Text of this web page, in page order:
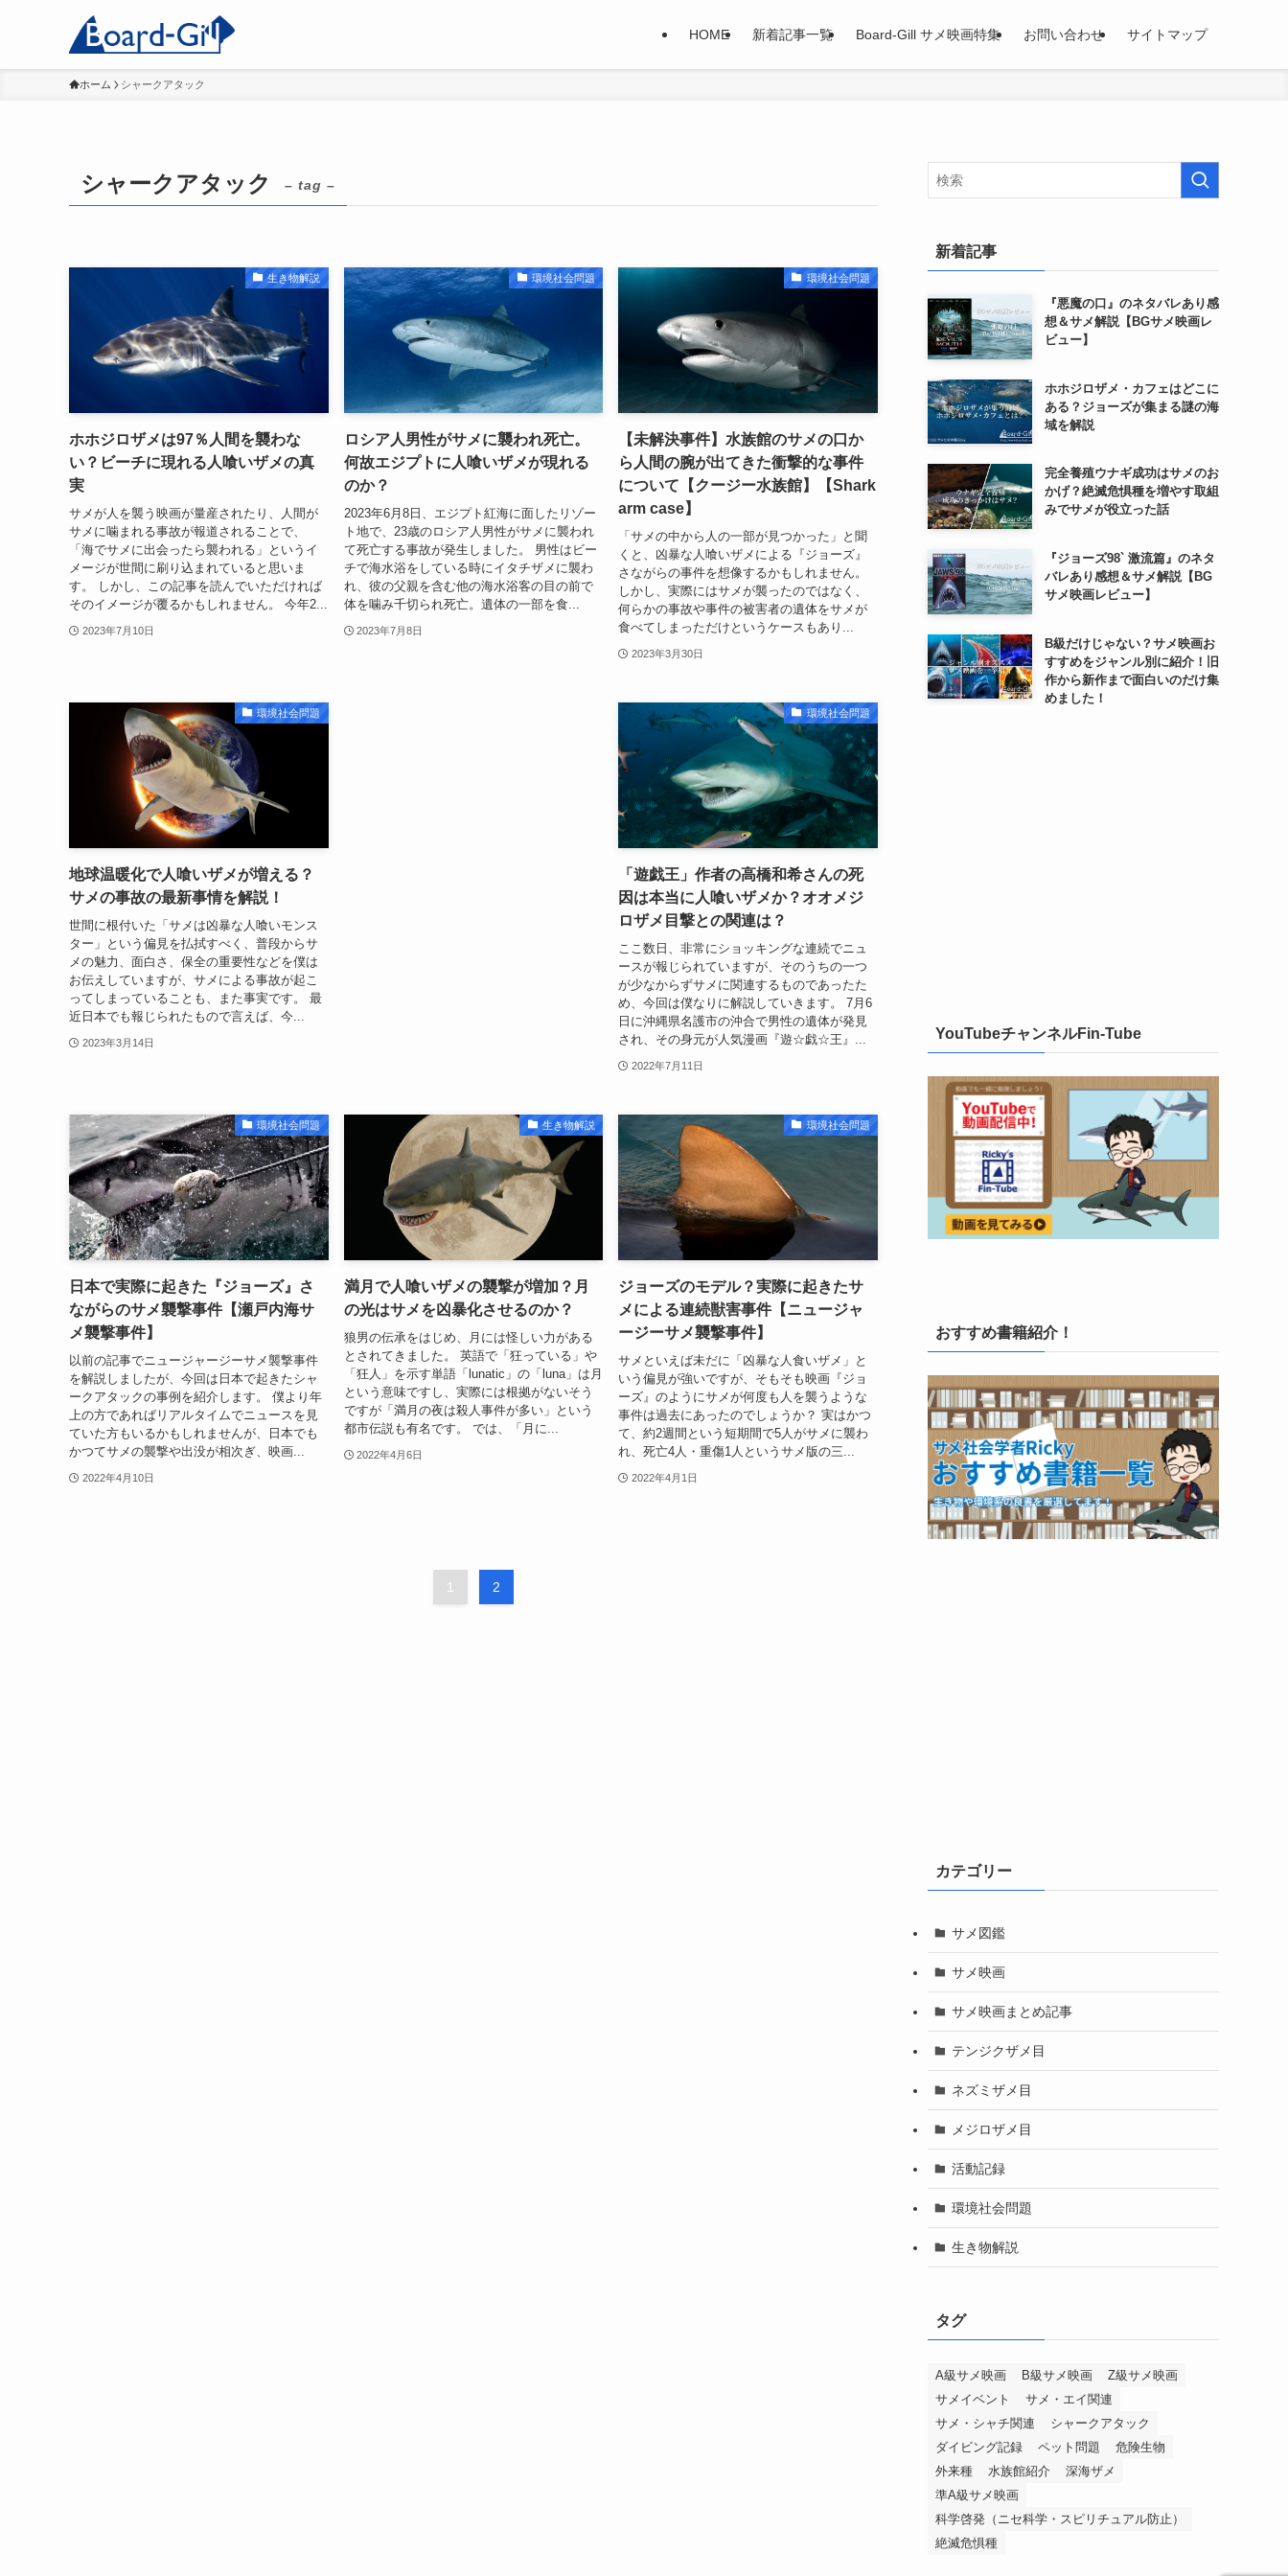
HOME 新着記事一覧 Board-Gill サメ映画特集 お問い合わせ サイトマップ
ホーム シャークアタック
シャークアタック – tag –
生き物解説
ホホジロザメは97％人間を襲わな
い？ビーチに現れる人喰いザメの真
実
サメが人を襲う映画が量産されたり、人間が
サメに噛まれる事故が報道されることで、
「海でサメに出会ったら襲われる」というイ
メージが世間に刷り込まれていると思いま
す。 しかし、この記事を読んでいただければ
そのイメージが覆るかもしれません。 今年2...
2023年7月10日
環境社会問題
ロシア人男性がサメに襲われ死亡。
何故エジプトに人喰いザメが現れる
のか？
2023年6月8日、エジプト紅海に面したリゾー
ト地で、23歳のロシア人男性がサメに襲われ
て死亡する事故が発生しました。 男性はビー
チで海水浴をしている時にイタチザメに襲わ
れ、彼の父親を含む他の海水浴客の目の前で
体を噛み千切られ死亡。遺体の一部を食...
2023年7月8日
環境社会問題
【未解決事件】水族館のサメの口か
ら人間の腕が出てきた衝撃的な事件
について【クージー水族館】【Shark
arm case】
「サメの中から人の一部が見つかった」と聞
くと、凶暴な人喰いザメによる『ジョーズ』
さながらの事件を想像するかもしれません。
しかし、実際にはサメが襲ったのではなく、
何らかの事故や事件の被害者の遺体をサメが
食べてしまっただけというケースもあり...
2023年3月30日
環境社会問題
地球温暖化で人喰いザメが増える？
サメの事故の最新事情を解説！
世間に根付いた「サメは凶暴な人喰いモンス
ター」という偏見を払拭すべく、普段からサ
メの魅力、面白さ、保全の重要性などを僕は
お伝えしていますが、サメによる事故が起こ
ってしまっていることも、また事実です。 最
近日本でも報じられたもので言えば、今...
2023年3月14日
環境社会問題
「遊戯王」作者の高橋和希さんの死
因は本当に人喰いザメか？オオメジ
ロザメ目撃との関連は？
ここ数日、非常にショッキングな連続でニュ
ースが報じられていますが、そのうちの一つ
が少なからずサメに関連するものであったた
め、今回は僕なりに解説していきます。 7月6
日に沖縄県名護市の沖合で男性の遺体が発見
され、その身元が人気漫画『遊☆戯☆王』...
2022年7月11日
環境社会問題
日本で実際に起きた『ジョーズ』さ
ながらのサメ襲撃事件【瀬戸内海サ
メ襲撃事件】
以前の記事でニュージャージーサメ襲撃事件
を解説しましたが、今回は日本で起きたシャ
ークアタックの事例を紹介します。 僕より年
上の方であればリアルタイムでニュースを見
ていた方もいるかもしれませんが、日本でも
かつてサメの襲撃や出没が相次ぎ、映画...
2022年4月10日
生き物解説
満月で人喰いザメの襲撃が増加？月
の光はサメを凶暴化させるのか？
狼男の伝承をはじめ、月には怪しい力がある
とされてきました。 英語で「狂っている」や
「狂人」を示す単語「lunatic」の「luna」は月
という意味ですし、実際には根拠がないそう
ですが「満月の夜は殺人事件が多い」という
都市伝説も有名です。 では、「月に...
2022年4月6日
環境社会問題
ジョーズのモデル？実際に起きたサ
メによる連続獣害事件【ニュージャ
ージーサメ襲撃事件】
サメといえば未だに「凶暴な人食いザメ」と
いう偏見が強いですが、そもそも映画『ジョ
ーズ』のようにサメが何度も人を襲うような
事件は過去にあったのでしょうか？ 実はかつ
て、約2週間という短期間で5人がサメに襲わ
れ、死亡4人・重傷1人というサメ版の三...
2022年4月1日
1 2
新着記事
『悪魔の口』のネタバレあり感
想＆サメ解説【BGサメ映画レ
ビュー】
ホホジロザメ・カフェはどこに
ある？ジョーズが集まる謎の海
域を解説
完全養殖ウナギ成功はサメのお
かげ？絶滅危惧種を増やす取組
みでサメが役立った話
『ジョーズ98` 激流篇』のネタ
バレあり感想＆サメ解説【BG
サメ映画レビュー】
B級だけじゃない？サメ映画お
すすめをジャンル別に紹介！旧
作から新作まで面白いのだけ集
めました！
YouTubeチャンネルFin-Tube
おすすめ書籍紹介！
カテゴリー
サメ図鑑
サメ映画
サメ映画まとめ記事
テンジクザメ目
ネズミザメ目
メジロザメ目
活動記録
環境社会問題
生き物解説
タグ
A級サメ映画 B級サメ映画
Z級サメ映画
サメイベント
サメ・エイ関連
サメ・シャチ関連
シャークアタック
ダイビング記録
ペット問題
危険生物
外来種
水族館紹介
深海ザメ
準A級サメ映画
科学啓発（ニセ科学・スピリチュアル防止）
絶滅危惧種